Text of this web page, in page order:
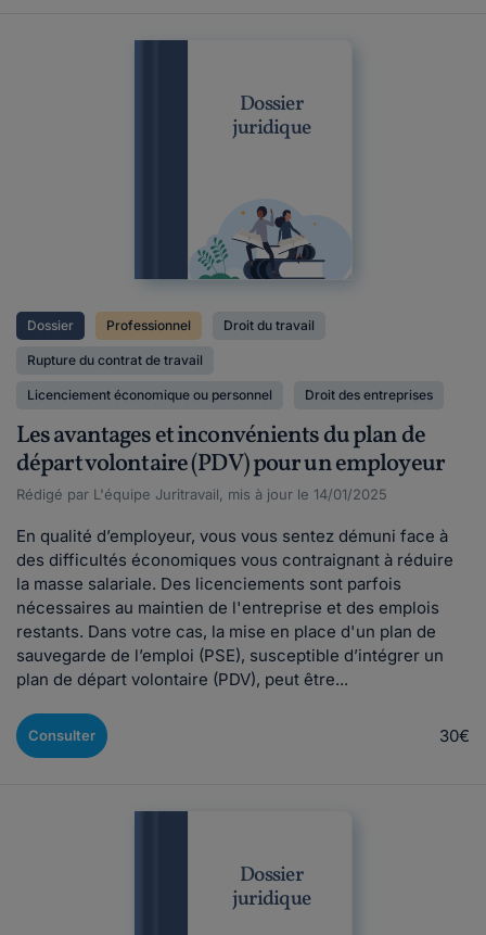
Dossier
juridique
Dossier Professionnel Droit du travail
Rupture du contrat de travail
Licenciement économique ou personnel Droit des entreprises
Les avantages et inconvénients du plan de
départ volontaire (PDV) pour un employeur
Rédigé par L'équipe Juritravail, mis à jour le 14/01/2025
En qualité d’employeur, vous vous sentez démuni face à
des difficultés économiques vous contraignant à réduire
la masse salariale. Des licenciements sont parfois
nécessaires au maintien de l'entreprise et des emplois
restants. Dans votre cas, la mise en place d'un plan de
sauvegarde de l’emploi (PSE), susceptible d’intégrer un
plan de départ volontaire (PDV), peut être...
Consulter 30€
Dossier
juridique